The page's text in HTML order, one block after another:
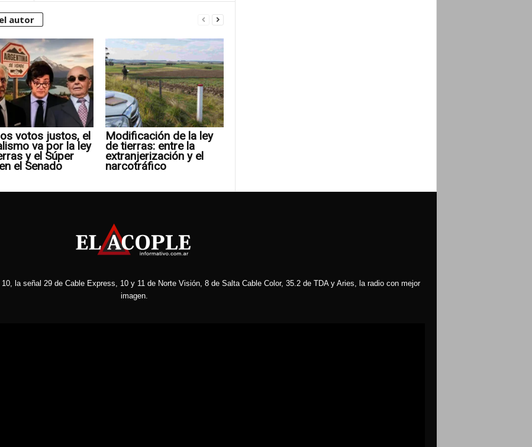
autor
votos justos, el
va por la ley
y el Súper
el Senado
Modificación de la ley
de tierras: entre la
extranjerización y el
narcotráfico
la señal 29 de Cable Express, 10 y 11 de Norte Visión, 8 de Salta Cable Color, 35.2 de TDA y Aries, la radio con mejor
imagen.